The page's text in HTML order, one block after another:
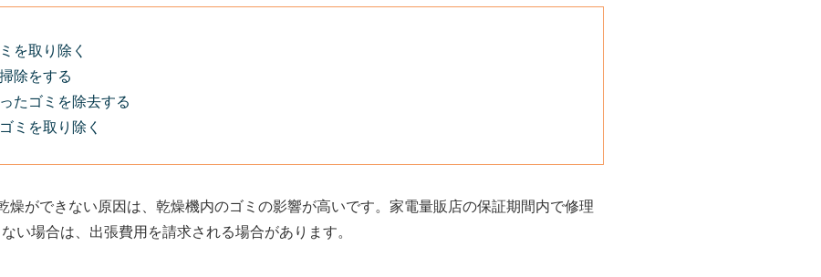
を取り除く
除をする
たゴミを除去する
ミを取り除く
燥ができない原因は、乾燥機内のゴミの影響が高いです。家電量販店の保証期間内で修理
い場合は、出張費用を請求される場合があります。